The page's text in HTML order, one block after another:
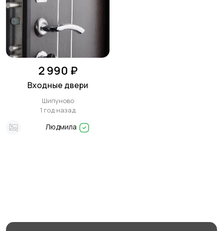
2 990 ₽
Входные двери
Шипуново
1 год назад
Людмила